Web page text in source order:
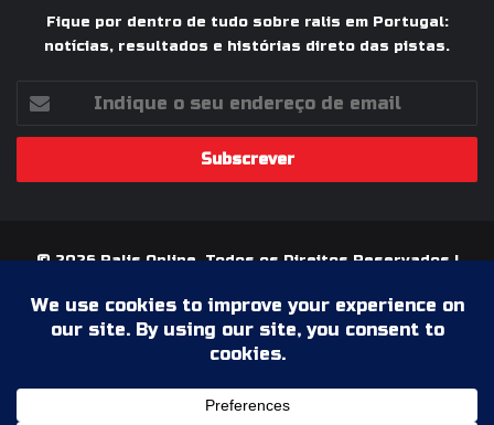
Fique por dentro de tudo sobre ralis em Portugal:
notícias, resultados e histórias direto das pistas.
seu
de
© 2026 Ralis Online, Todos os Direitos Reservados |
Paixão pelos Ralis em Portugal
Termos & Condições
Política de Privacidade